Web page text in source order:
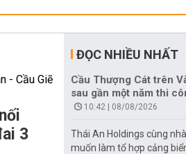
3
ĐỌC NHIỀU NHẤT
Cầu Thượng Cát trên
sau gần một năm thi
10:42 | 08/08/2026
Thái An Holdings cùng
muốn làm tổ hợp cảng